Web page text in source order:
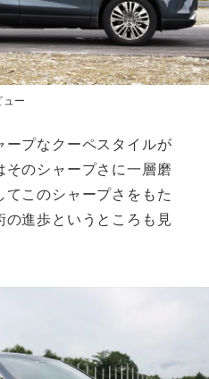
ー
プなクーペスタイルが
のシャープさに一層磨
このシャープさをもた
進歩というところも見